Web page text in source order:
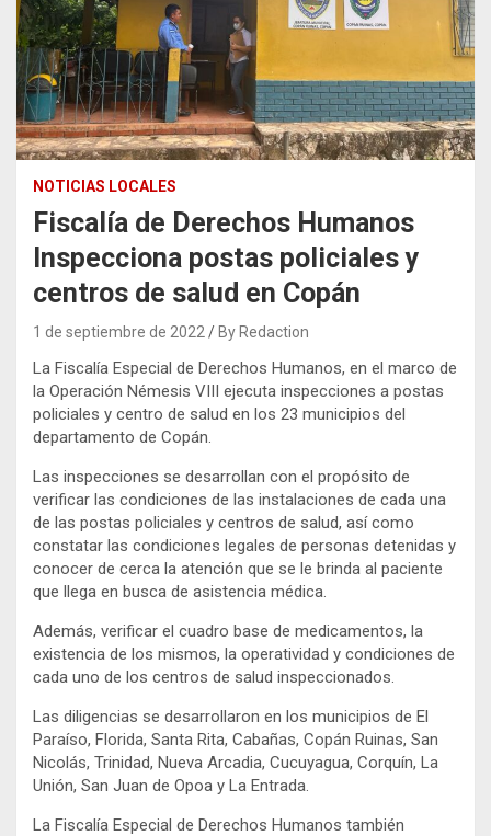
NOTICIAS LOCALES
Fiscalía de Derechos Humanos
Inspecciona postas policiales y
centros de salud en Copán
1 de septiembre de 2022 By Redaction
La Fiscalía Especial de Derechos Humanos, en el marco de
la Operación Némesis VIII ejecuta inspecciones a postas
policiales y centro de salud en los 23 municipios del
departamento de Copán.
Las inspecciones se desarrollan con el propósito de
verificar las condiciones de las instalaciones de cada una
de las postas policiales y centros de salud, así como
constatar las condiciones legales de personas detenidas y
conocer de cerca la atención que se le brinda al paciente
que llega en busca de asistencia médica.
Además, verificar el cuadro base de medicamentos, la
existencia de los mismos, la operatividad y condiciones de
cada uno de los centros de salud inspeccionados.
Las diligencias se desarrollaron en los municipios de El
Paraíso, Florida, Santa Rita, Cabañas, Copán Ruinas, San
Nicolás, Trinidad, Nueva Arcadia, Cucuyagua, Corquín, La
Unión, San Juan de Opoa y La Entrada.
La Fiscalía Especial de Derechos Humanos también